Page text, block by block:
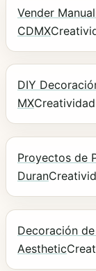
Vender
CDMX
DIY
MX
Proyectos de
Duran
Decoración
Aesthetic